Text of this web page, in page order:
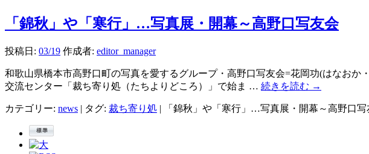
「錦秋」や「寒行」…写真展・開幕～高野口写友会
投稿日: 03/19 作成者: editor_manager
和歌山県橋本市高野口町の写真を愛するグループ・高野口写友会=花岡功(はなお
交流センター「裁ち寄り処（たちよりどころ）」で始ま … 続きを読む →
カテゴリー: news | タグ: 裁ち寄り処 | 「錦秋」や「寒行」…写真展・開幕～高野口写